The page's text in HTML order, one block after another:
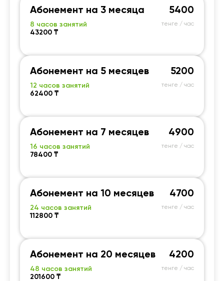
Абонемент на 3 месяца
8 часов занятий
43200 ₸
5400
тенге / час
Абонемент на 5 месяцев
12 часов занятий
62400 ₸
5200
тенге / час
Абонемент на 7 месяцев
16 часов занятий
78400 ₸
4900
тенге / час
Абонемент на 10 месяцев
24 часов занятий
112800 ₸
4700
тенге / час
Абонемент на 20 месяцев
48 часов занятий
201600 ₸
4200
тенге / час